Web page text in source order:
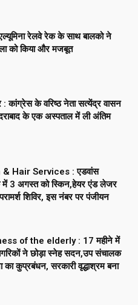
एल्यूमिना रेलवे रेक के साथ बालको ने
को किया और मजबूत
: कांग्रेस के वरिष्ठ नेता सत्येंद्र वासन
के एक अस्पताल में ली अंतिम
Hair Services : एडवांस
में 3 अगस्त को स्किन,हेयर एंड लेजर
शिविर, इस नंबर पर पंजीयन
of the elderly : 17 महीने में
ने छोड़ा स्नेह सदन,उप संचालक
का कुप्रबंधन, सरकारी वृद्धाश्रम बना